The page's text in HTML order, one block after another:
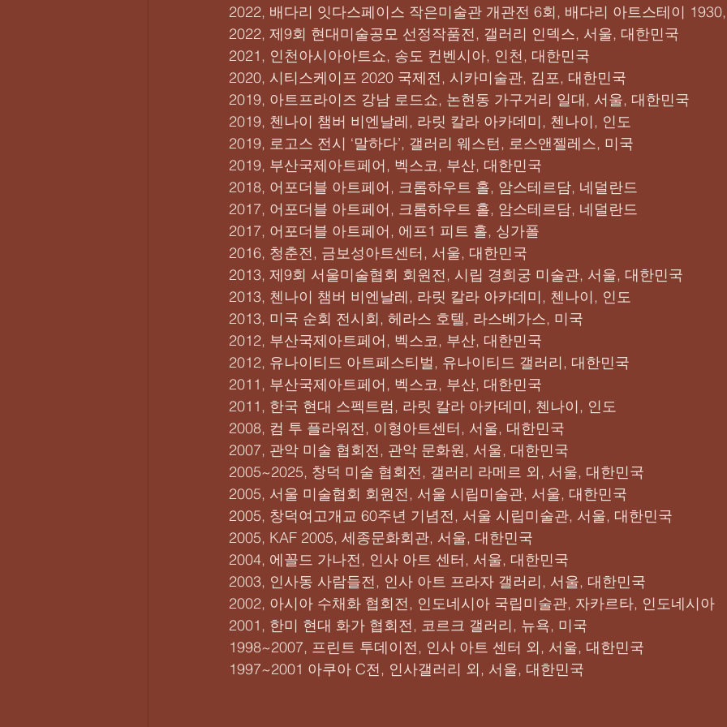
2022, 배다리 잇다스페이스 작은미술관 개관전 6회, 배다리 아트스테이
2022, 제9회 현대미술공모 선정작품전, 갤러리 인덱스, 서울, 대한민국
2021, 인천아시아아트쇼, 송도 컨벤시아, 인천, 대한민국
2020, 시티스케이프 2020 국제전, 시카미술관, 김포, 대한민국
2019, 아트프라이즈 강남 로드쇼, 논현동 가구거리 일대, 서울, 대한민국
2019, 첸나이 챔버 비엔날레, 라릿 칼라 아카데미, 첸나이, 인도
2019, 로고스 전시 ‘말하다’, 갤러리 웨스턴, 로스앤젤레스, 미국
2019, 부산국제아트페어, 벡스코, 부산, 대한민국
2018, 어포더블 아트페어, 크롬하우트 홀, 암스테르담, 네덜란드
2017, 어포더블 아트페어, 크롬하우트 홀, 암스테르담, 네덜란드
2017, 어포더블 아트페어, 에프1 피트 홀, 싱가폴
2016, 청춘전, 금보성아트센터, 서울, 대한민국
2013, 제9회 서울미술협회 회원전, 시립 경희궁 미술관, 서울, 대한민국
2013, 첸나이 챔버 비엔날레, 라릿 칼라 아카데미, 첸나이, 인도
2013, 미국 순회 전시회, 헤라스 호텔, 라스베가스, 미국
2012, 부산국제아트페어, 벡스코, 부산, 대한민국
2012, 유나이티드 아트페스티벌, 유나이티드 갤러리, 대한민국
2011, 부산국제아트페어, 벡스코, 부산, 대한민국
2011, 한국 현대 스펙트럼, 라릿 칼라 아카데미, 첸나이, 인도
2008, 컴 투 플라워전, 이형아트센터, 서울, 대한민국
2007, 관악 미술 협회전, 관악 문화원, 서울, 대한민국
2005~2025, 창덕 미술 협회전, 갤러리 라메르 외, 서울, 대한민국
2005, 서울 미술협회 회원전, 서울 시립미술관, 서울, 대한민국
2005, 창덕여고개교 60주년 기념전, 서울 시립미술관, 서울, 대한민국
2005, KAF 2005, 세종문화회관, 서울, 대한민국
2004, 에꼴드 가나전, 인사 아트 센터, 서울, 대한민국
2003, 인사동 사람들전, 인사 아트 프라자 갤러리, 서울, 대한민국
2002, 아시아 수채화 협회전, 인도네시아 국립미술관, 자카르타, 인도네시아
2001, 한미 현대 화가 협회전, 코르크 갤러리, 뉴욕, 미국
1998~2007, 프린트 투데이전, 인사 아트 센터 외, 서울, 대한민국
1997~2001 아쿠아 C전, 인사갤러리 외, 서울, 대한민국